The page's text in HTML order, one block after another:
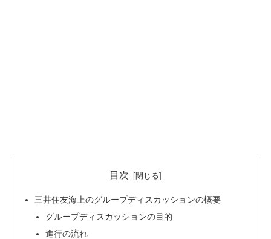
目次
三井住友海上のグループディスカッションの概要
グループディスカッションの目的
進行の流れ